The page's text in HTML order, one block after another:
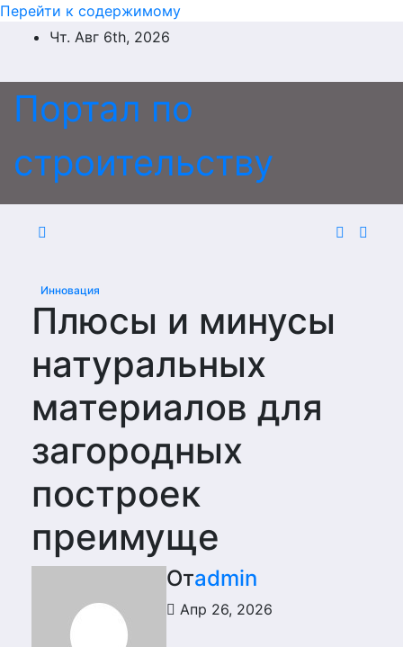
Перейти к содержимому
Чт. Авг 6th, 2026
Портал по
строительству
Инновация
Плюсы и минусы
натуральных
материалов для
загородных
построек
преимуще
Отadmin
Апр 26, 2026